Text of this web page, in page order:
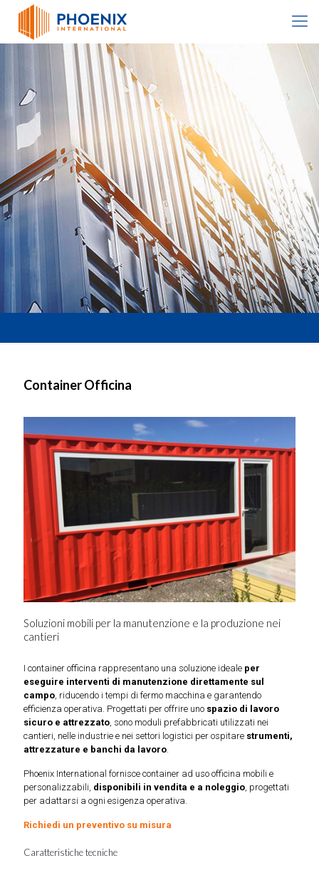
Container Officina
Soluzioni mobili per la manutenzione e la produzione nei
cantieri
I container officina rappresentano una soluzione ideale per
eseguire interventi di manutenzione direttamente sul
campo , riducendo i tempi di fermo macchina e garantendo
efficienza operativa. Progettati per offrire uno spazio di lavoro
sicuro e attrezzato , sono moduli prefabbricati utilizzati nei
cantieri, nelle industrie e nei settori logistici per ospitare strumenti,
attrezzature e banchi da lavoro
Phoenix International fornisce container ad uso officina mobili e
personalizzabili, disponibili in vendita e a noleggio , progettati
per adattarsi a ogni esigenza operativa.
Richiedi un preventivo su misura
Caratteristiche tecniche